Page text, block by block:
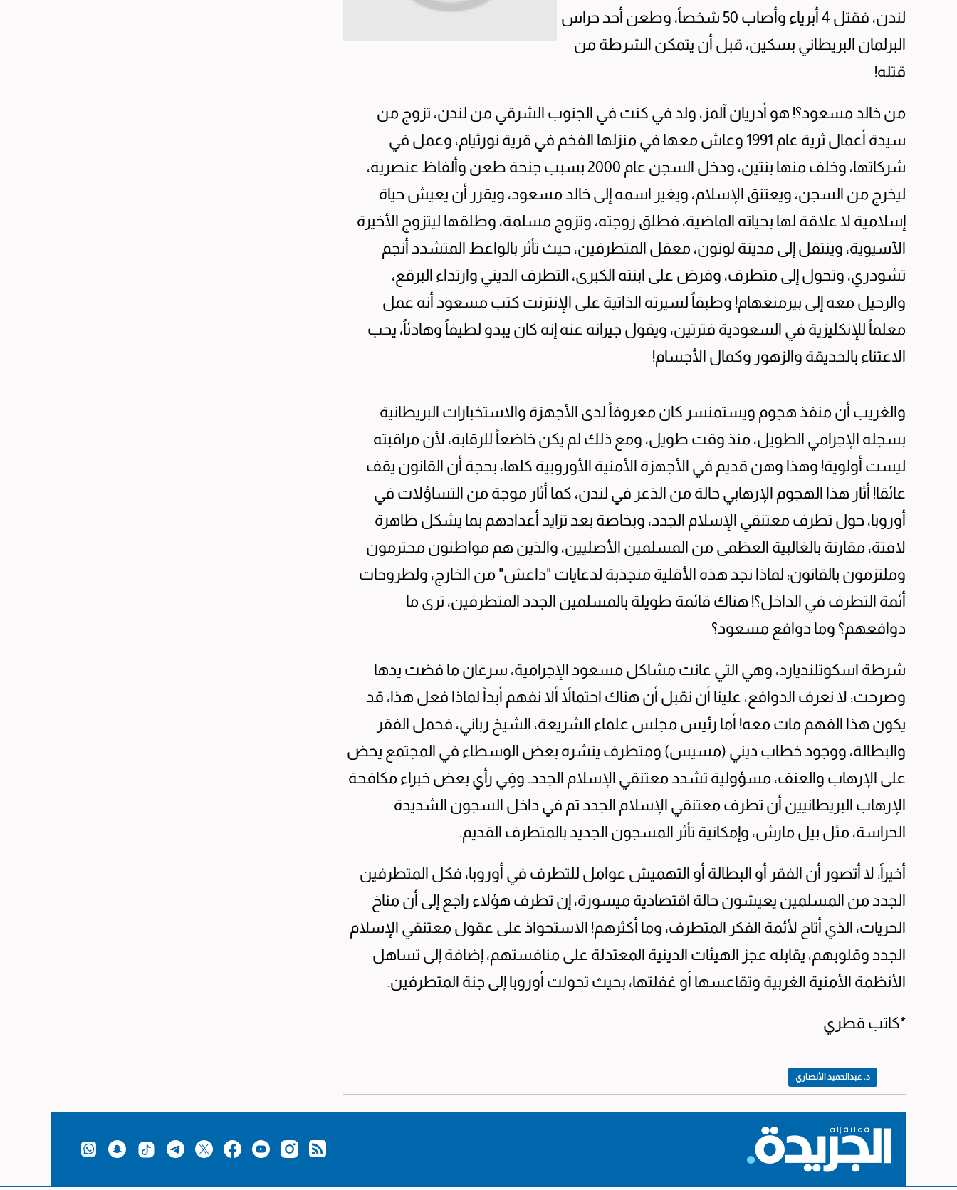
لندن، فقتل 4 أبرياء وأصاب 50 شخصاً، وطعن أحد حراس
البرلمان البريطاني بسكين، قبل أن يتمكن الشرطة من
قتله!
من خالد مسعود؟! هو أدريان آلمز، ولد في كنت في الجنوب الشرقي من لندن، تزوج من
سيدة أعمال ثرية عام 1991 وعاش معها في منزلها الفخم في قرية نورثيام، وعمل في
شركاتها، وخلف منها بنتين، ودخل السجن عام 2000 بسبب جنحة طعن وألفاظ عنصرية،
ليخرج من السجن، ويعتنق الإسلام، ويغير اسمه إلى خالد مسعود، ويقرر أن يعيش حياة
إسلامية لا علاقة لها بحياته الماضية، فطلق زوجته، وتزوج مسلمة، وطلقها ليتزوج الأخيرة
الآسيوية، وينتقل إلى مدينة لوتون، معقل المتطرفين، حيث تأثر بالواعظ المتشدد أنجم
تشودري، وتحول إلى متطرف، وفرض على ابنته الكبرى، التطرف الديني وارتداء البرقع،
والرحيل معه إلى بيرمنغهام! وطبقاً لسيرته الذاتية على الإنترنت كتب مسعود أنه عمل
معلماً للإنكليزية في السعودية فترتين، ويقول جيرانه عنه إنه كان يبدو لطيفاً وهادئاً، يحب
الاعتناء بالحديقة والزهور وكمال الأجسام!
والغريب أن منفذ هجوم ويستمنسر كان معروفاً لدى الأجهزة والاستخبارات البريطانية
بسجله الإجرامي الطويل، منذ وقت طويل، ومع ذلك لم يكن خاضعاً للرقابة، لأن مراقبته
ليست أولوية! وهذا وهن قديم في الأجهزة الأمنية الأوروبية كلها، بحجة أن القانون يقف
عائقا! أثار هذا الهجوم الإرهابي حالة من الذعر في لندن، كما أثار موجة من التساؤلات في
أوروبا، حول تطرف معتنقي الإسلام الجدد، وبخاصة بعد تزايد أعدادهم بما يشكل ظاهرة
لافتة، مقارنة بالغالبية العظمى من المسلمين الأصليين، والذين هم مواطنون محترمون
وملتزمون بالقانون: لماذا نجد هذه الأقلية منجذبة لدعايات "داعش" من الخارج، ولطروحات
أئمة التطرف في الداخل؟! هناك قائمة طويلة بالمسلمين الجدد المتطرفين، ترى ما
دوافعهم؟ وما دوافع مسعود؟
شرطة اسكوتلنديارد، وهي التي عانت مشاكل مسعود الإجرامية، سرعان ما فضت يدها
وصرحت: لا نعرف الدوافع، علينا أن نقبل أن هناك احتمالاً ألا نفهم أبداً لماذا فعل هذا، قد
يكون هذا الفهم مات معه! أما رئيس مجلس علماء الشريعة، الشيخ رباني، فحمل الفقر
والبطالة، ووجود خطاب ديني (مسيس) ومتطرف ينشره بعض الوسطاء في المجتمع يحض
على الإرهاب والعنف، مسؤولية تشدد معتنقي الإسلام الجدد. وفِي رأي بعض خبراء مكافحة
الإرهاب البريطانيين أن تطرف معتنقي الإسلام الجدد تم في داخل السجون الشديدة
الحراسة، مثل بيل مارش، وإمكانية تأثر المسجون الجديد بالمتطرف القديم.
أخيراً: لا أتصور أن الفقر أو البطالة أو التهميش عوامل للتطرف في أوروبا، فكل المتطرفين
الجدد من المسلمين يعيشون حالة اقتصادية ميسورة، إن تطرف هؤلاء راجع إلى أن مناخ
الحريات، الذي أتاح لأئمة الفكر المتطرف، وما أكثرهم! الاستحواذ على عقول معتنقي الإسلام
الجدد وقلوبهم، يقابله عجز الهيئات الدينية المعتدلة على منافستهم، إضافة إلى تساهل
الأنظمة الأمنية الغربية وتقاعسها أو غفلتها، بحيث تحولت أوروبا إلى جنة المتطرفين.
*كاتب قطري
د. عبدالحميد الأنصاري